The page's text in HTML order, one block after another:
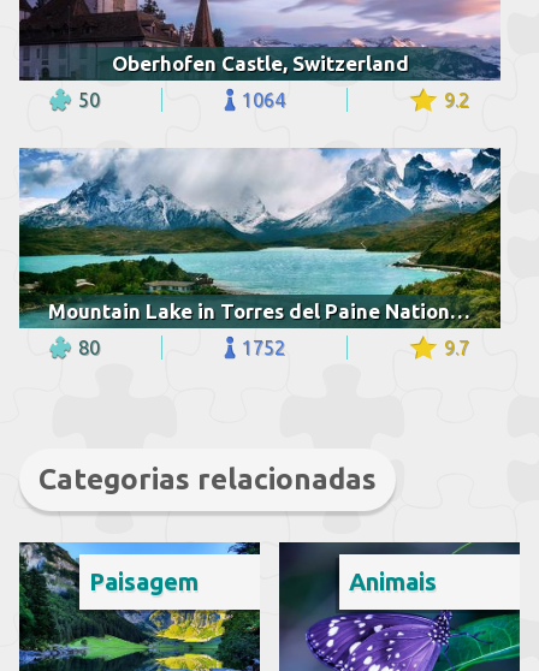
Oberhofen Castle, Switzerland
50 1064 9.2
Mountain Lake in Torres del Paine National Park
80 1752 9.7
Categorias relacionadas
Paisagem Animais